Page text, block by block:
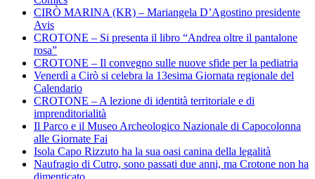
CIRÒ MARINA (KR) – Mariangela D’Agostino presidente
Avis
CROTONE – Si presenta il libro “Andrea oltre il pantalone
rosa”
CROTONE – Il convegno sulle nuove sfide per la pediatria
Venerdì a Cirò si celebra la 13esima Giornata regionale del
Calendario
CROTONE – A lezione di identità territoriale e di
imprenditorialità
Il Parco e il Museo Archeologico Nazionale di Capocolonna
alle Giornate Fai
Isola Capo Rizzuto ha la sua oasi canina della legalità
Naufragio di Cutro, sono passati due anni, ma Crotone non ha
dimenticato